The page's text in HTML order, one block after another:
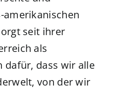
amerikanischen
seit ihrer
als
dafür, dass wir alle
von der wir